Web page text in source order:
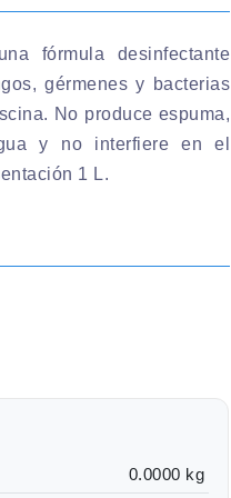
fórmula desinfectante
gérmenes y bacterias
No produce espuma,
y no interfiere en el
1 L.
0.0000 kg